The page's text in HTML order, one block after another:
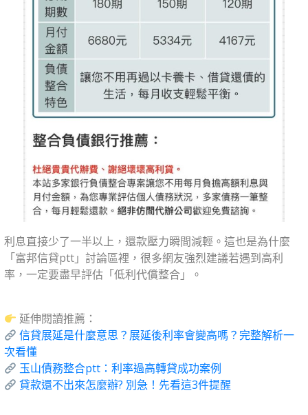
利息直接少了一半以上，還款壓力瞬間減輕。這也是為什麼
「富邦信貸ptt」討論區裡，很多網友強烈建議若遇到高利
率，一定要盡早評估「低利代償整合」。
延伸閱讀推薦：
信貸展延是什麼意思？展延後利率會變高嗎？完整解析一
次看懂
玉山債務整合ptt：利率過高轉貸成功案例
貸款還不出來怎麼辦? 別急！先看這3件提醒